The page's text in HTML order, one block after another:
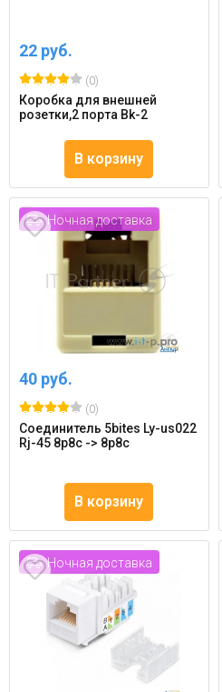
22 руб.
(0)
Коробка для внешней
розетки,2 порта Bk-2
В корзину
Ночная доставка
40 руб.
(0)
Соединитель 5bites Ly-us022
Rj-45 8p8c -> 8p8c
В корзину
Ночная доставка